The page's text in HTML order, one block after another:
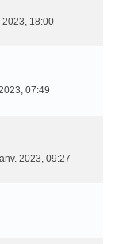
2023, 18:00
07:49
2023, 09:27